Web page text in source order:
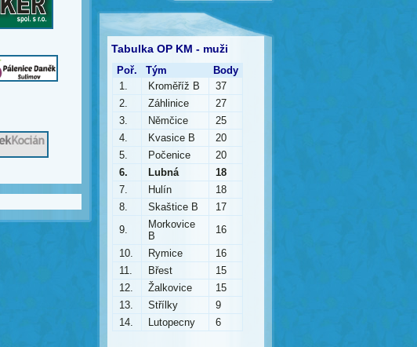
Tabulka OP KM - muži
Poř. Tým
Body
1.
Kroměříž B
37
2.
Záhlinice
27
3.
Němčice
25
4.
Kvasice B
20
5.
Počenice
20
6.
Lubná
18
7.
Hulín
18
8.
Skaštice B
17
9.
Morkovice
B
16
10.
Rymice
16
11.
Břest
15
12.
Žalkovice
15
13.
Střílky
9
14.
Lutopecny 6